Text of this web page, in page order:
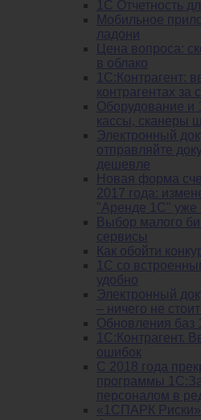
1С Отчетность
Мобильное
ладони
Цена вопроса:
в облако
1С:Контрагент:
контрагентах за
Оборудование и
кассы, сканеры
Электронный
отправляйте
дешевле
Новая форма
2017 года:
"Аренде 1С" уже
Выбор малого
сервисы
Как обойти
1C со
удобно
Электронный
– ничего не
Обновления баз
1С:Контрагент.
ошибок
С 2018 года
программы
персоналом в
«1СПАРК